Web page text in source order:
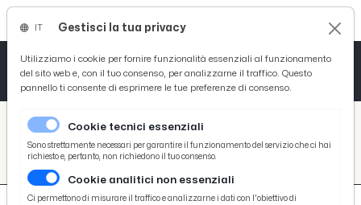
/ Picenotime
/ search
/
Gestisci la tua privacy
Utilizziamo i cookie per fornire funzionalità essenziali al funzionamento
del sito web e, con il tuo consenso, per analizzarne il traffico. Questo
pannello ti consente di esprimere le tue preferenze di consenso.
Cookie tecnici essenziali
Sono strettamente necessari per garantire il funzionamento del servizio che ci hai
richiesto e, pertanto, non richiedono il tuo consenso.
Cookie analitici non essenziali
Ci permettono di misurare il traffico e analizzarne i dati con l'obiettivo di
Tutto News
Tutto Sport
Basket
Ciclismo
Tutto Curiosità